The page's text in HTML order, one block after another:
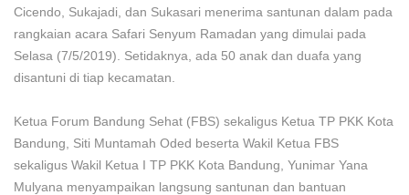
Cicendo, Sukajadi, dan Sukasari menerima santunan dalam pada
rangkaian acara Safari Senyum Ramadan yang dimulai pada
Selasa (7/5/2019). Setidaknya, ada 50 anak dan duafa yang
disantuni di tiap kecamatan.
Ketua Forum Bandung Sehat (FBS) sekaligus Ketua TP PKK Kota
Bandung, Siti Muntamah Oded beserta Wakil Ketua FBS
sekaligus Wakil Ketua I TP PKK Kota Bandung, Yunimar Yana
Mulyana menyampaikan langsung santunan dan bantuan